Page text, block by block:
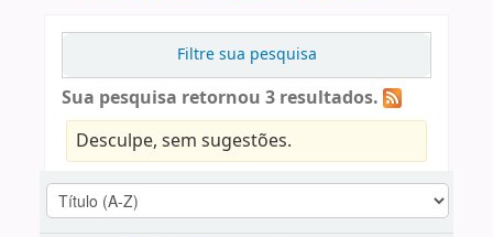
Filtre sua pesquisa
Sua pesquisa retornou 3 resultados.
Desculpe, sem sugestões.